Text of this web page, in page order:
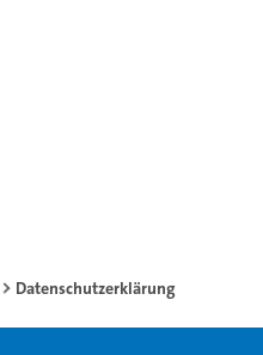
Datenschutzerklärung